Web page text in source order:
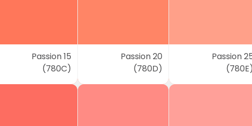
Passion 15
(780C)
Passion 20
(780D)
Passion
(780E)